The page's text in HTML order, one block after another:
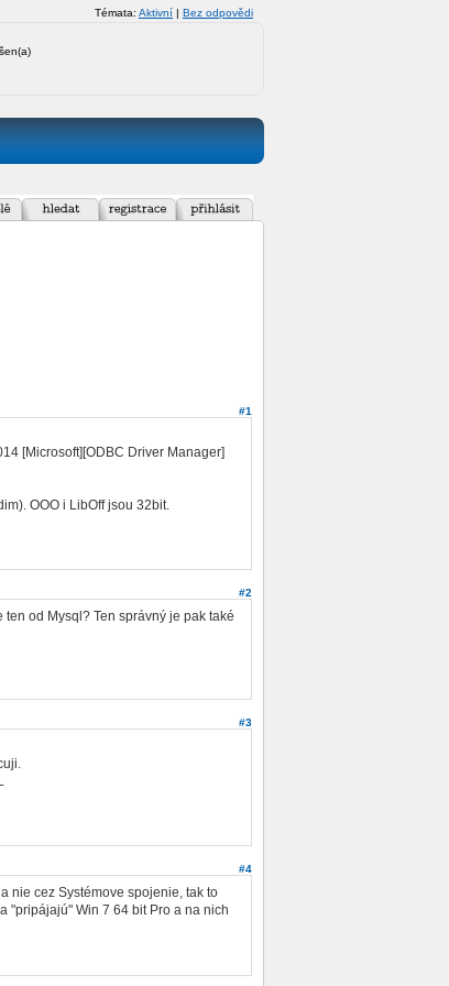
Témata: Aktivní | Bez odpovědi
#1
[Microsoft][ODBC Driver Manager]
OOO i LibOff jsou 32bit.
#2
od Mysql? Ten správný je pak také
#3
#4
nie cez Systémove spojenie, tak to
"pripájajú" Win 7 64 bit Pro a na nich